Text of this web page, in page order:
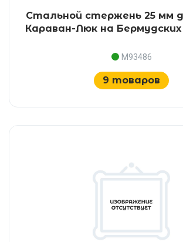
Стальной стержень 25 мм
Караван-Люк на
M93486
9 товаров